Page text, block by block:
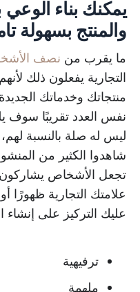
يمكنك بناء الوعي
والمنتج بسهولة
ما يقرب من نصف
التجارية يفعلون ذلك
منتجاتك وخدماتك
نفس العدد تقريبًا سوف
ليس له صلة بالنسبة
شاهدوا الكثير من
تجعل الأشخاص يشاركون
علامتك التجارية ظهورًا
عليك التركيز على
ترفيهية
ملهمة